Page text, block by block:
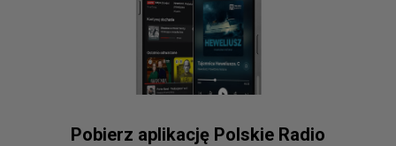
Pobierz aplikację Polskie Radio